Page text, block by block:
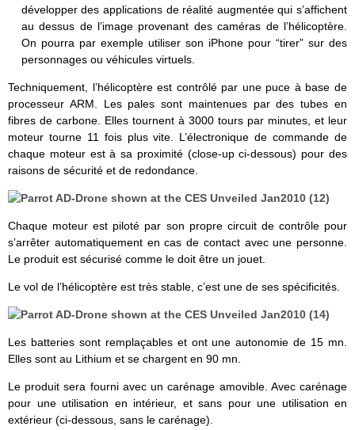
développer des applications de réalité augmentée qui s’affichent
au dessus de l’image provenant des caméras de l’hélicoptère.
On pourra par exemple utiliser son iPhone pour “tirer” sur des
personnages ou véhicules virtuels.
Techniquement, l’hélicoptère est contrôlé par une puce à base de
processeur ARM. Les pales sont maintenues par des tubes en
fibres de carbone. Elles tournent à 3000 tours par minutes, et leur
moteur tourne 11 fois plus vite. L’électronique de commande de
chaque moteur est à sa proximité (close-up ci-dessous) pour des
raisons de sécurité et de redondance.
Chaque moteur est piloté par son propre circuit de contrôle pour
s’arrêter automatiquement en cas de contact avec une personne.
Le produit est sécurisé comme le doit être un jouet.
Le vol de l’hélicoptère est très stable, c’est une de ses spécificités.
Les batteries sont remplaçables et ont une autonomie de 15 mn.
Elles sont au Lithium et se chargent en 90 mn.
Le produit sera fourni avec un carénage amovible. Avec carénage
pour une utilisation en intérieur, et sans pour une utilisation en
extérieur (ci-dessous, sans le carénage).